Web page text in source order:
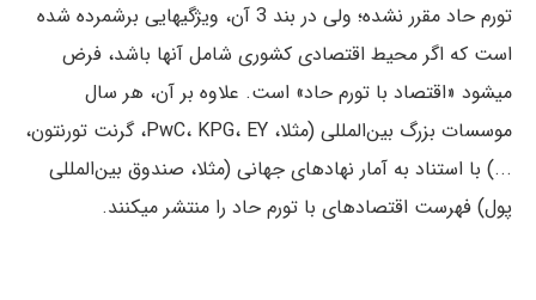
تورم حاد مقرر نشده؛ ولی در بند 3 آن، ویژگیهایی برشمرده شده
است که اگر محیط اقتصادی کشوری شامل آنها باشد، فرض
میشود «اقتصاد با تورم حاد» است. علاوه بر آن، هر سال
موسسات بزرگ بین‌المللی (مثلا، PwC، KPG، EY، گرنت تورنتون،
...) با استناد به آمار نهادهای جهانی (مثلا، صندوق بین‌المللی
پول) فهرست اقتصادهای با تورم حاد را منتشر میکنند.